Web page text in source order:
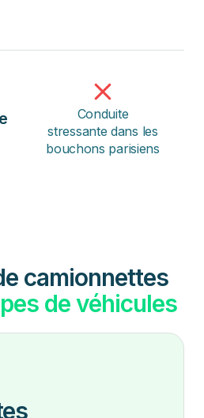
Conduite
stressante dans les
bouchons parisiens
camionnettes
de véhicules